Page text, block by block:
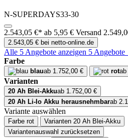
N-SUPERDAYS33-30
2.543,05 €* ab 5,95 € Versand
2.543,05 € bei netto-online.de
Alle 5 Angebote anzeigen 5 Angebote
Farbe
blauab 1.752,00 € rotab
Varianten
20 Ah Blei-Akkuab 1.752,00 €
20 Ah Li-Io Akku herausnehmbarab
Variante auswählen
Farbe rot Varianten 20 Ah Blei-Akku
Variantenauswahl zurücksetzen